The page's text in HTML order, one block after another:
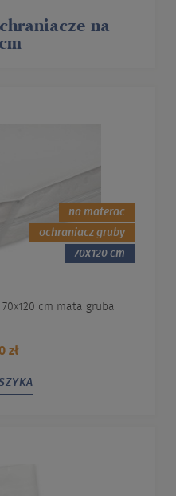
na
na materac
ochraniacz gruby
70x120 cm
cm mata gruba
zł